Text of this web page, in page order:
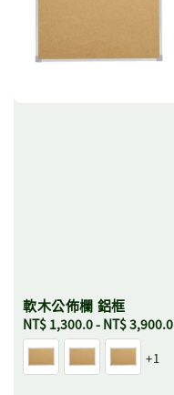
軟木公佈欄 鋁框
Regular
price
NT$ 1,300.0- NT$ 3,900.0
+1